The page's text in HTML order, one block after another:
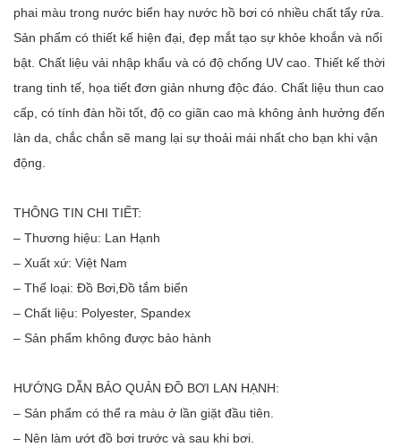
phai màu trong nước biển hay nước hồ bơi có nhiều chất tẩy rửa.
Sản phẩm có thiết kế hiện đại, đẹp mắt tạo sự khỏe khoắn và nổi
bật. Chất liệu vải nhập khẩu và có độ chống UV cao. Thiết kế thời
trang tinh tế, họa tiết đơn giản nhưng độc đáo. Chất liệu thun cao
cấp, có tính đàn hồi tốt, độ co giãn cao mà không ảnh hưởng đến
làn da, chắc chắn sẽ mang lại sự thoải mái nhất cho bạn khi vận
động.
THÔNG TIN CHI TIẾT:
– Thương hiệu: Lan Hạnh
– Xuất xứ: Việt Nam
– Thể loại: Đồ Bơi,Đồ tắm biển
– Chất liệu: Polyester, Spandex
– Sản phẩm không được bảo hành
HƯỚNG DẪN BẢO QUẢN ĐỒ BƠI LAN HẠNH:
– Sản phẩm có thể ra màu ở lần giặt đầu tiên.
– Nên làm ướt đồ bơi trước và sau khi bơi.